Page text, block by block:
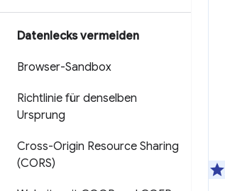
Datenlecks vermeiden
Browser-Sandbox
Richtlinie für denselben
Ursprung
Cross-Origin Resource Sharing
(CORS)